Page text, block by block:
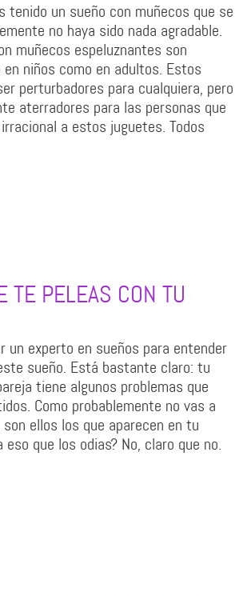
tenido un sueño con muñecos que se
no haya sido nada agradable.
muñecos espeluznantes son
niños como en adultos. Estos
perturbadores para cualquiera, pero
aterradores para las personas que
a estos juguetes. Todos
TE PELEAS CON TU
un experto en sueños para entender
sueño. Está bastante claro: tu
tiene algunos problemas que
Como probablemente no vas a
ellos los que aparecen en tu
eso que los odias? No, claro que no.